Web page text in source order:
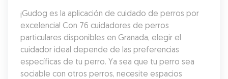
¡Gudog es la aplicación de cuidado de perros por
excelencia! Con 76 cuidadores de perros
particulares disponibles en Granada, elegir el
cuidador ideal depende de las preferencias
específicas de tu perro. Ya sea que tu perro sea
sociable con otros perros, necesite espacios